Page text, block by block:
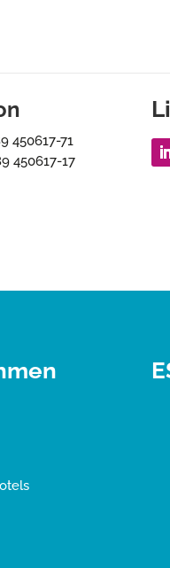
450617-71
450617-17